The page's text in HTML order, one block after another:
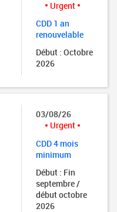
Urgent
CDD 1 an
renouvelable
Début : Octobre
2026
03/08/26
Urgent
CDD 4 mois
minimum
Début : Fin
septembre /
début octobre
2026